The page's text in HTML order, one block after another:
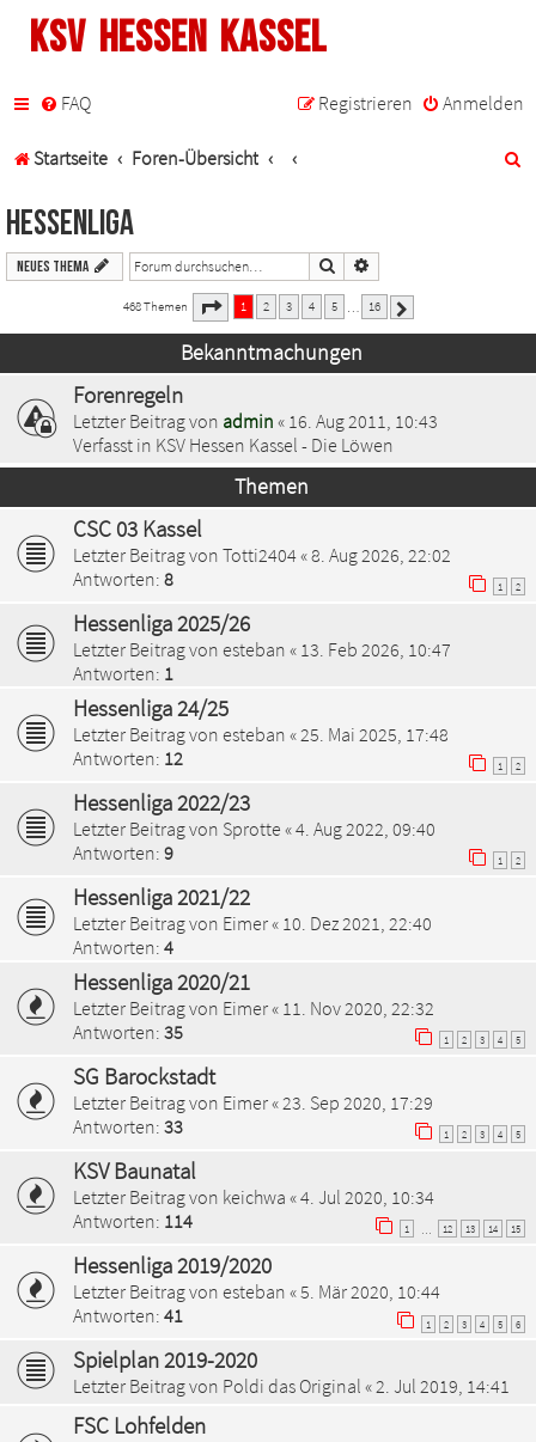
KSV Hessen Kassel
FAQ Anmelden
Registrieren
Startseite Foren-Übersicht
Hessenliga
Neues Thema Suche
468 Themen Seite von 16
1 2 3 4 5 16
Bekanntmachungen
Forenregeln
Letzter Beitrag von admin « 16. Aug 2011, 10:43
Verfasst in KSV Hessen Kassel - Die Löwen
Themen
CSC 03 Kassel
Letzter Beitrag von Totti2404«8. Aug 2026, 22:02
Antworten: 8 1 2
Hessenliga 2025/26
Letzter Beitrag von esteban « 13. Feb 2026, 10:47
Antworten: 1
Hessenliga 24/25
Letzter Beitrag von esteban « 25. Mai 2025, 17:48
Antworten: 12 1 2
Hessenliga 2022/23
Letzter Beitrag von Sprotte «4. Aug 2022, 09:40
Antworten: 9 1 2
Hessenliga 2021/22
Letzter Beitrag von Eimer« 10. Dez 2021, 22:40
Antworten: 4
Hessenliga 2020/21
Letzter Beitrag von Eimer« 11. Nov 2020, 22:32
Antworten: 35 1 2 3 4 5
SG Barockstadt
Letzter Beitrag von Eimer«23. Sep 2020, 17:29
Antworten: 33 1 2 3 4 5
KSV Baunatal
Letzter Beitrag von keichwa «4. Jul 2020, 10:34
Antworten: 114 1 … 12 13 14 15
Hessenliga 2019/2020
Letzter Beitrag von esteban «5. Mär 2020, 10:44
Antworten: 41 1 2 3 4 5 6
Spielplan 2019-2020
Letzter Beitrag von Poldi das Original «2. Jul 2019, 14:41
FSC Lohfelden